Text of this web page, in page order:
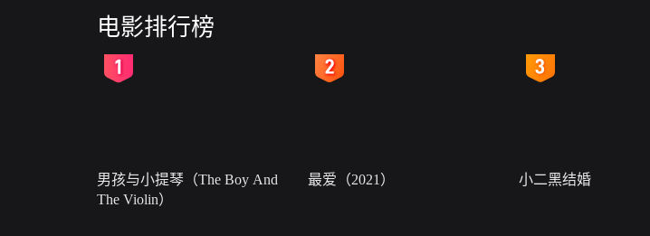
电影排行榜
男孩与小提琴（The Boy And
The Violin）
最爱（2021） 小二黑结婚